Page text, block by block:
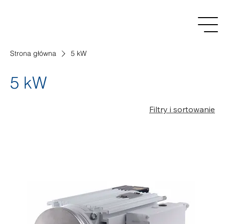
Strona główna 5 kW
5 kW
Filtry i sortowanie